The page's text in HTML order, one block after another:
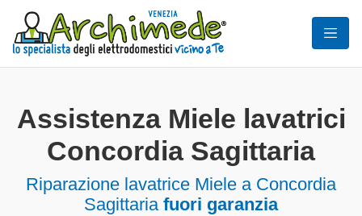
Assistenza Miele lavatrici
Concordia Sagittaria
Riparazione lavatrice Miele a Concordia
Sagittaria fuori garanzia